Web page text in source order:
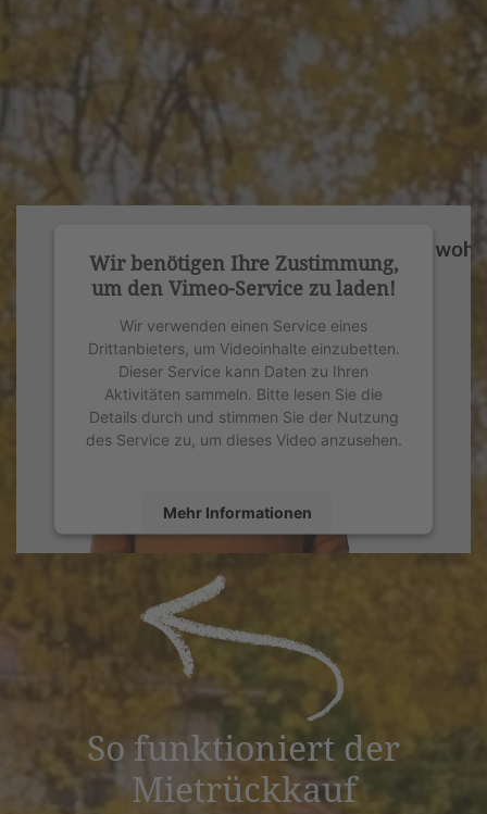
Wir benötigen Ihre Zustimmung,
um den Vimeo-Service zu laden!
Wir verwenden einen Service eines
Drittanbieters, um Videoinhalte einzubetten.
Dieser Service kann Daten zu Ihren
Aktivitäten sammeln. Bitte lesen Sie die
Details durch und stimmen Sie der Nutzung
des Service zu, um dieses Video anzusehen.
Mehr Informationen
powered by
Management Platform
So funktioniert der
Mietrückkauf